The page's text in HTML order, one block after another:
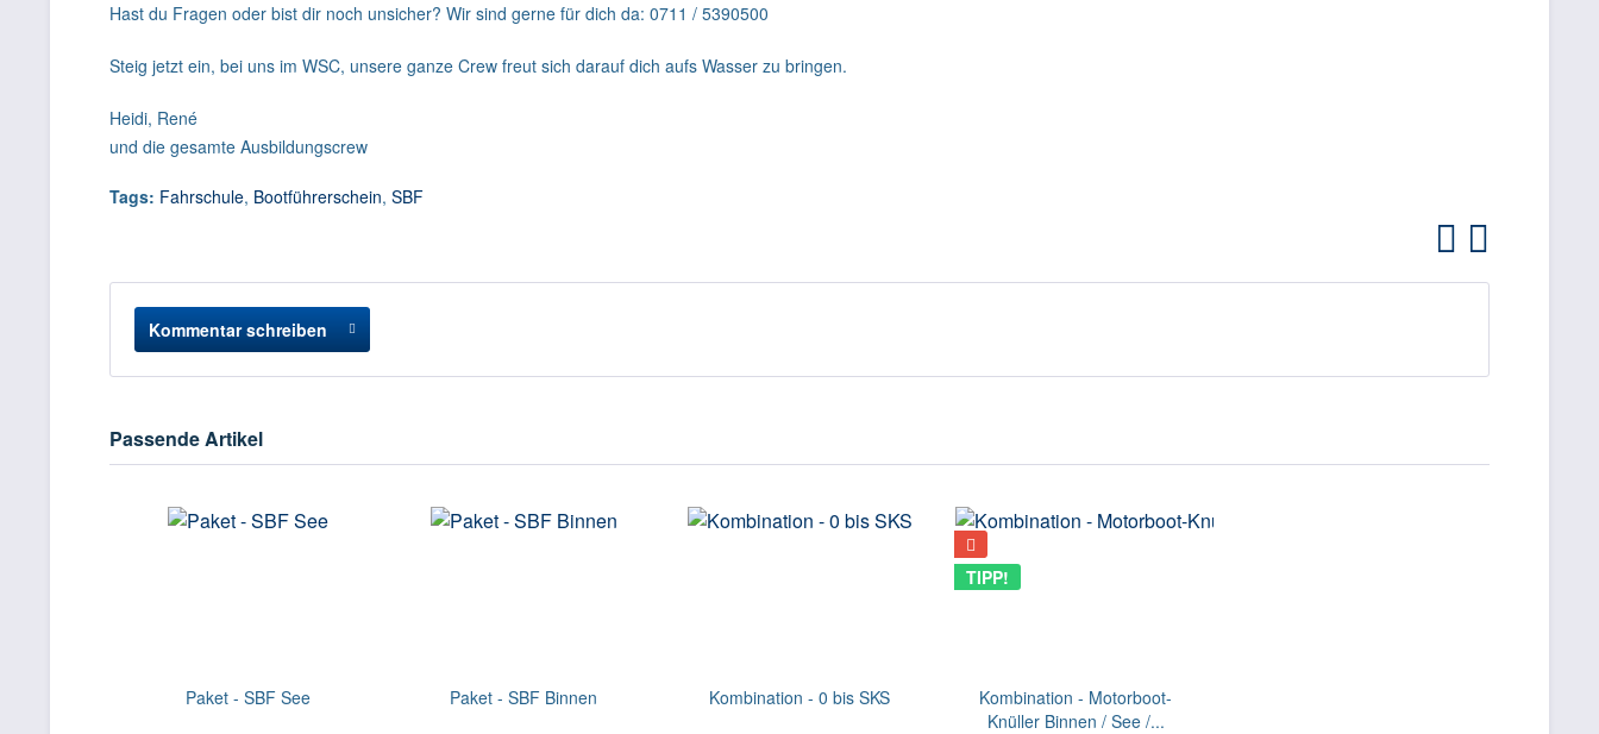
Hast du Fragen oder bist dir noch unsicher? Wir sind gerne für dich da: 0711 / 5390500
Steig jetzt ein, bei uns im WSC, unsere ganze Crew freut sich darauf dich aufs Wasser zu bringen.
Heidi, René
und die gesamte Ausbildungscrew
Tags: Fahrschule, Bootführerschein, SBF
Kommentar schreiben
Passende Artikel
Paket - SBF See Paket - SBF Binnen Kombination - 0 bis SKS
TIPP!
Kombination - Motorboot-
Knüller Binnen / See /...